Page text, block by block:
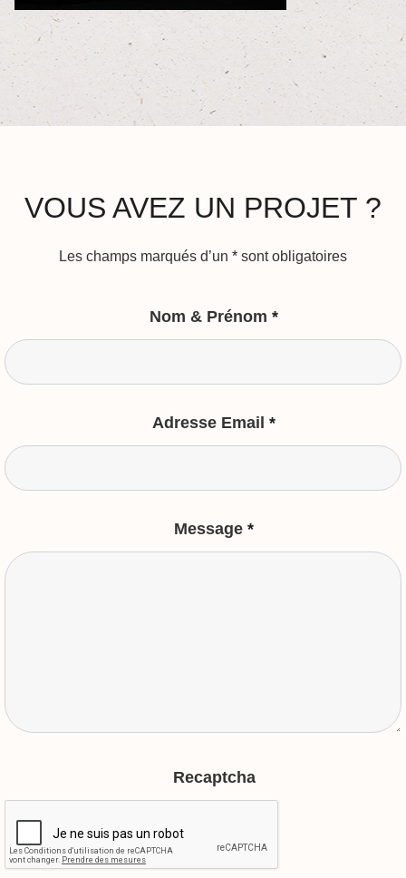
VOUS AVEZ UN PROJET ?
Les champs marqués d’un * sont obligatoires
Nom & Prénom *
Adresse Email *
Message *
Recaptcha